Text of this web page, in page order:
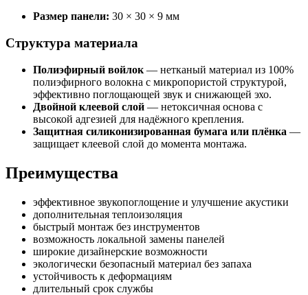
Размер панели: 30 × 30 × 9 мм
Структура материала
Полиэфирный войлок — нетканый материал из 100%
полиэфирного волокна с микропористой структурой,
эффективно поглощающей звук и снижающей эхо.
Двойной клеевой слой — нетоксичная основа с
высокой адгезией для надёжного крепления.
Защитная силиконизированная бумага или плёнка —
защищает клеевой слой до момента монтажа.
Преимущества
эффективное звукопоглощение и улучшение акустики
дополнительная теплоизоляция
быстрый монтаж без инструментов
возможность локальной замены панелей
широкие дизайнерские возможности
экологически безопасный материал без запаха
устойчивость к деформациям
длительный срок службы